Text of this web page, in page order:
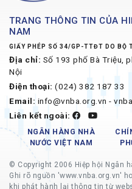
TRANG THÔNG TIN CỦA
NAM
GIẤY PHÉP SỐ 34/GP-TTĐT DO BỘ
Địa chỉ: Số 193 phố Bà Triệu,
Nội
Điện thoại: (024) 382 187 33
Email: info@vnba.org.vn -
Liên kết ngoài:
NGÂN HÀNG NHÀ
NƯỚC VIỆT NAM
© Copyright 2006 Hiệp hội Ngân
Ghi rõ nguồn 'www.vnba.org.vn'
khi phát hành lại thông tin từ